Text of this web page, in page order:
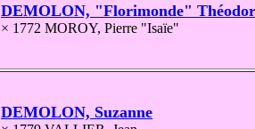
DEMOLON, "Florimonde"
× 1772 MOROY, Pierre "Isaïe"
DEMOLON, Suzanne